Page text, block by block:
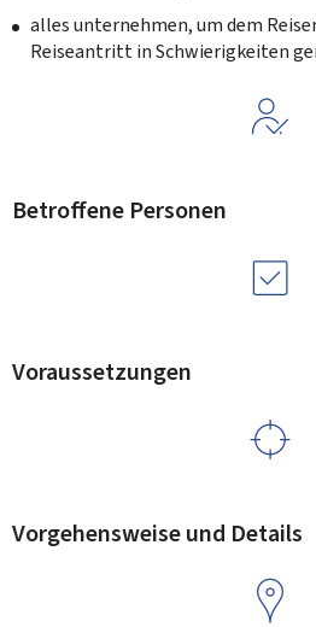
alles unternehmen, um dem
Reiseantritt in Schwierigkeiten
Betroffene Personen
Voraussetzungen
Vorgehensweise und Details